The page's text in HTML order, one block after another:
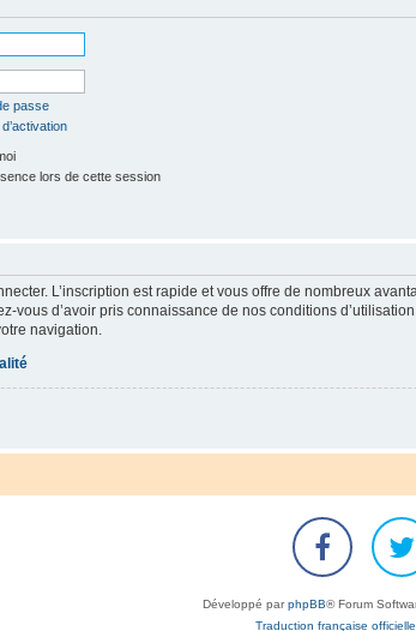
passe
lors de cette session
L’inscription est rapide et vous offre de nombreux
vous d’avoir pris connaissance de nos conditions
navigation.
Développé parphpBB® Forum
Traduction française officielle